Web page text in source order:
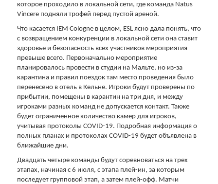
которое проходило в локальной сети, где команда Natus
Vincere подняли трофей перед пустой ареной.
Что касается IEM Cologne в целом, ESL ясно дала понять, что
с возвращением конкуренции в локальной сети она ставит
здоровье и безопасность всех участников мероприятия
превыше всего. Первоначально мероприятие
планировалось провести в студии на Мальте, но из-за
карантина и правил поездок там место проведения было
перенесено в отель в Кельне. Игроки будут проверены по
прибытии, помещены в карантин на три дня, и между
игроками разных команд не допускается контакт. Также
будет ограниченное количество камер для игроков,
учитывая протоколы COVID-19. Подробная информация о
полных планах и протоколах COVID-19 будет объявлена в
ближайшие дни.
Двадцать четыре команды будут соревноваться на трех
этапах, начиная с 6 июля, с этапа плей-ин, за которым
последует групповой этап, а затем плей-офф. Матчи